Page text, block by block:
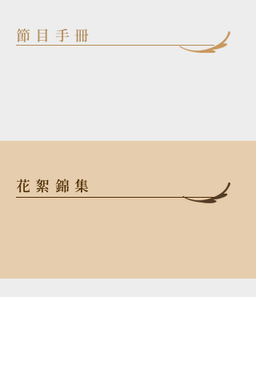
節目手冊
花絮錦集